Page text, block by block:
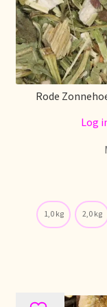
Nieuwsbrief
Notre vision du thé
Nuestra visión del
Ordering and
Our vision on tea
Rode
Log
1,0 kg 2,0 kg